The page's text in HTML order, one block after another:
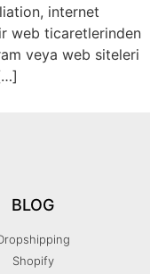
internet
web ticaretlerinden
veya web siteleri
BLOG
Shopify